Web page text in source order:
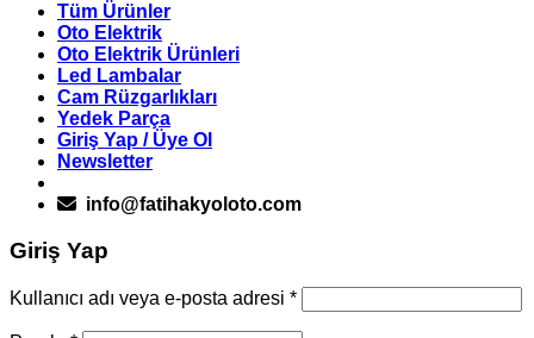
Tüm Ürünler
Oto Elektrik
Oto Elektrik Ürünleri
Led Lambalar
Cam Rüzgarlıkları
Yedek Parça
Giriş Yap / Üye Ol
Newsletter
info@fatihakyoloto.com
Giriş Yap
Kullanıcı adı veya e-posta adresi *Gerekli